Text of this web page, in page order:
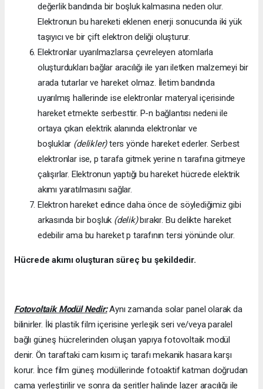
değerlik bandında bir boşluk kalmasına neden olur.
Elektronun bu hareketi eklenen enerji sonucunda iki yük
taşıyıcı ve bir çift elektron deliği oluşturur.
Elektronlar uyarılmazlarsa çevreleyen atomlarla
oluşturdukları bağlar aracılığı ile yarı iletken malzemeyi bir
arada tutarlar ve hareket olmaz. İletim bandında
uyarılmış hallerinde ise elektronlar materyal içerisinde
hareket etmekte serbesttir. P-n bağlantısı nedeni ile
ortaya çıkan elektrik alanında elektronlar ve
boşluklar (delikler)ters yönde hareket ederler. Serbest
elektronlar ise, p tarafa gitmek yerine n tarafına gitmeye
çalışırlar. Elektronun yaptığı bu hareket hücrede elektrik
akımı yaratılmasını sağlar.
Elektron hareket edince daha önce de söylediğimiz gibi
arkasında bir boşluk (delik)bırakır. Bu delikte hareket
edebilir ama bu hareket p tarafının tersi yönünde olur.
Hücrede akımı oluşturan süreç bu şekildedir.
Fotovoltaik Modül Nedir:Aynı zamanda solar panel olarak da
bilinirler. İki plastik film içerisine yerleşik seri ve/veya paralel
bağlı güneş hücrelerinden oluşan yapıya fotovoltaik modül
denir. Ön taraftaki cam kısım iç tarafı mekanik hasara karşı
korur. İnce film güneş modüllerinde fotoaktif katman doğrudan
cama yerleştirilir ve sonra da şeritler halinde lazer aracılığı ile